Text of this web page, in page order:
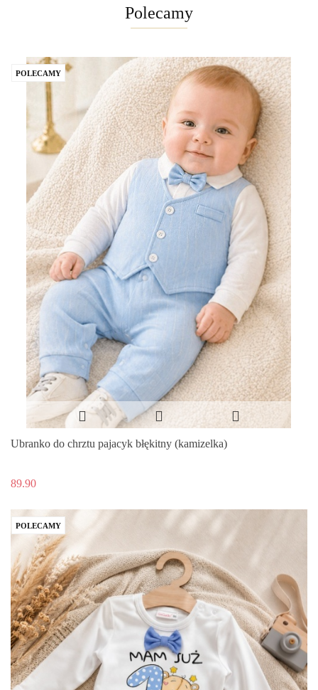
Polecamy
POLECAMY
Ubranko do chrztu pajacyk błękitny (kamizelka)
89.90
POLECAMY